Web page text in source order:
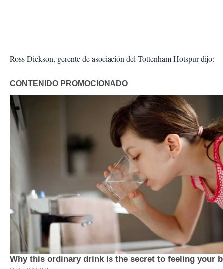
Ross Dickson, gerente de asociación del Tottenham Hotspur dijo: